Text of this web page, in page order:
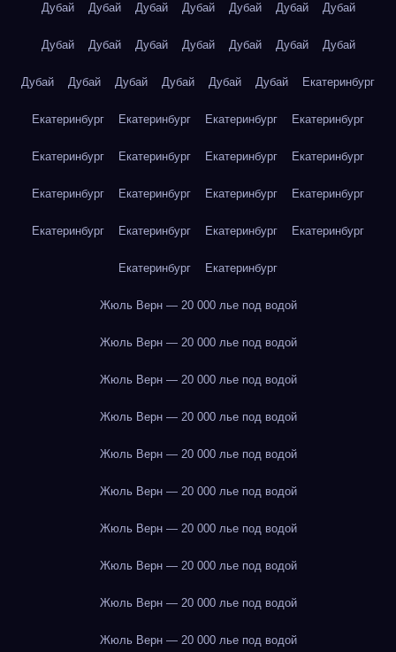
Дубай Дубай Дубай Дубай Дубай Дубай Дубай
Дубай Дубай Дубай Дубай Дубай Дубай Дубай
Дубай Дубай Дубай Дубай Дубай Дубай Екатеринбург
Екатеринбург Екатеринбург Екатеринбург Екатеринбург
Екатеринбург Екатеринбург Екатеринбург Екатеринбург
Екатеринбург Екатеринбург Екатеринбург Екатеринбург
Екатеринбург Екатеринбург Екатеринбург Екатеринбург
Екатеринбург Екатеринбург
Жюль Верн — 20 000 лье под водой
Жюль Верн — 20 000 лье под водой
Жюль Верн — 20 000 лье под водой
Жюль Верн — 20 000 лье под водой
Жюль Верн — 20 000 лье под водой
Жюль Верн — 20 000 лье под водой
Жюль Верн — 20 000 лье под водой
Жюль Верн — 20 000 лье под водой
Жюль Верн — 20 000 лье под водой
Жюль Верн — 20 000 лье под водой